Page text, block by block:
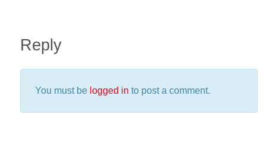
Reply
You must be logged in to post a comment.